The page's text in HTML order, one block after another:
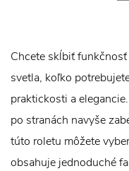
Chcete skĺbiť
svetla, koľko
praktickosti a
po stranách navyše
túto roletu môžete
obsahuje jednoduché